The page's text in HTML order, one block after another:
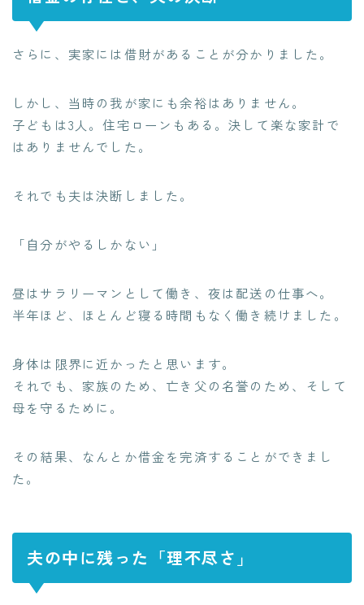
さらに、実家には借財があることが分かりました。
しかし、当時の我が家にも余裕はありません。
子どもは3人。住宅ローンもある。決して楽な家計で
はありませんでした。
それでも夫は決断しました。
「自分がやるしかない」
昼はサラリーマンとして働き、夜は配送の仕事へ。
半年ほど、ほとんど寝る時間もなく働き続けました。
身体は限界に近かったと思います。
それでも、家族のため、亡き父の名誉のため、そして
母を守るために。
その結果、なんとか借金を完済することができまし
た。
夫の中に残った「理不尽さ」